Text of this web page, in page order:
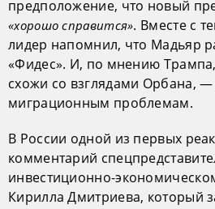
предположение, что новый
«хорошо справится». Вместе с
лидер напомнил, что Мадьяр
«Фидес». И, по мнению
схожи со взглядами Орбана, —
миграционным проблемам.
В России одной из первых
комментарий
инвестиционно-
Кирилла Дмитриева, который